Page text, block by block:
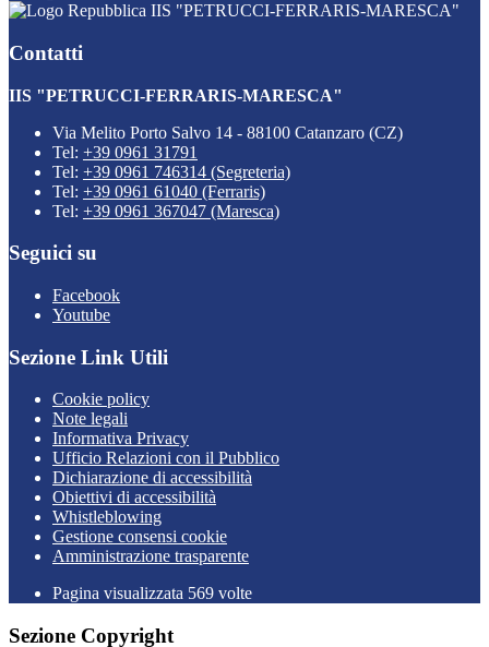
IIS "PETRUCCI-FERRARIS-MARESCA"
Contatti
IIS "PETRUCCI-FERRARIS-MARESCA"
Via Melito Porto Salvo 14 - 88100 Catanzaro (CZ)
Tel: +39 0961 31791
Tel: +39 0961 746314 (Segreteria)
Tel: +39 0961 61040 (Ferraris)
Tel: +39 0961 367047 (Maresca)
Seguici su
Facebook
Youtube
Sezione Link Utili
Cookie policy
Note legali
Informativa Privacy
Ufficio Relazioni con il Pubblico
Dichiarazione di accessibilità
Obiettivi di accessibilità
Whistleblowing
Gestione consensi cookie
Amministrazione trasparente
Pagina visualizzata 569 volte
Sezione Copyright